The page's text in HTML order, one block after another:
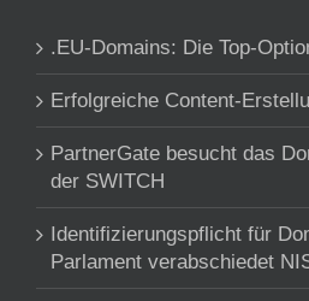
.EU-Domains: Die Top-
Erfolgreiche Content-
PartnerGate besucht das
der SWITCH
Identifizierungspflicht für
Parlament verabschiedet